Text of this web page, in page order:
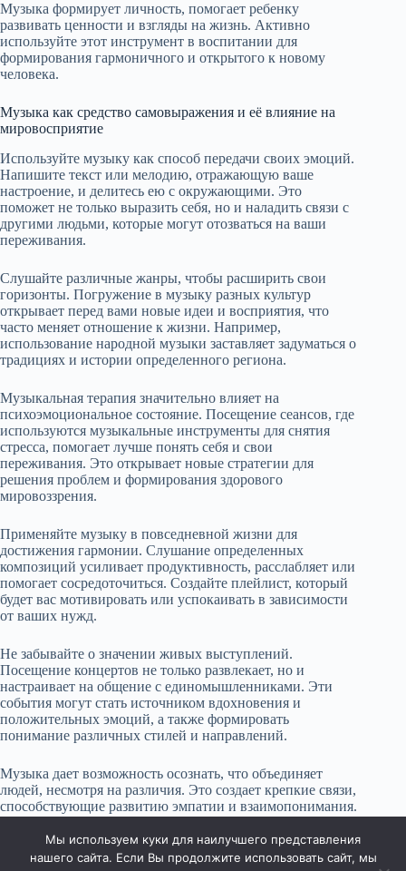
Музыка формирует личность, помогает ребенку
развивать ценности и взгляды на жизнь. Активно
используйте этот инструмент в воспитании для
формирования гармоничного и открытого к новому
человека.
Музыка как средство самовыражения и её влияние на
мировосприятие
Используйте музыку как способ передачи своих эмоций.
Напишите текст или мелодию, отражающую ваше
настроение, и делитесь ею с окружающими. Это
поможет не только выразить себя, но и наладить связи с
другими людьми, которые могут отозваться на ваши
переживания.
Слушайте различные жанры, чтобы расширить свои
горизонты. Погружение в музыку разных культур
открывает перед вами новые идеи и восприятия, что
часто меняет отношение к жизни. Например,
использование народной музыки заставляет задуматься о
традициях и истории определенного региона.
Музыкальная терапия значительно влияет на
психоэмоциональное состояние. Посещение сеансов, где
используются музыкальные инструменты для снятия
стресса, помогает лучше понять себя и свои
переживания. Это открывает новые стратегии для
решения проблем и формирования здорового
мировоззрения.
Применяйте музыку в повседневной жизни для
достижения гармонии. Слушание определенных
композиций усиливает продуктивность, расслабляет или
помогает сосредоточиться. Создайте плейлист, который
будет вас мотивировать или успокаивать в зависимости
от ваших нужд.
Не забывайте о значении живых выступлений.
Посещение концертов не только развлекает, но и
настраивает на общение с единомышленниками. Эти
события могут стать источником вдохновения и
положительных эмоций, а также формировать
понимание различных стилей и направлений.
Музыка дает возможность осознать, что объединяет
людей, несмотря на различия. Это создает крепкие связи,
способствующие развитию эмпатии и взаимопонимания.
глубокое восприятие окружающего мира.
Мы используем куки для наилучшего представления
нашего сайта. Если Вы продолжите использовать сайт, мы